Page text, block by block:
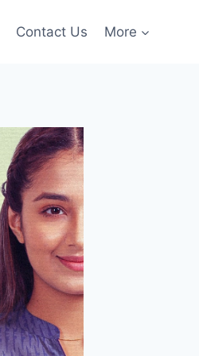
Contact Us More